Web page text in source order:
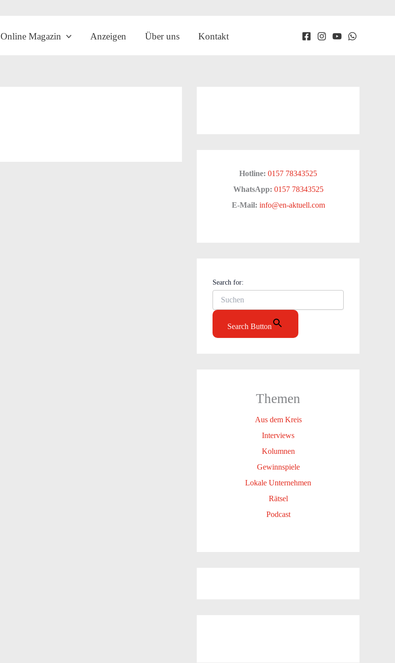
Online Magazin Anzeigen Über uns Kontakt
Hotline: 0157 78343525
WhatsApp: 0157 78343525
E-Mail: info@en-aktuell.com
Search for:
Search Button
Themen
Aus dem Kreis
Interviews
Kolumnen
Gewinnspiele
Lokale Unternehmen
Rätsel
Podcast